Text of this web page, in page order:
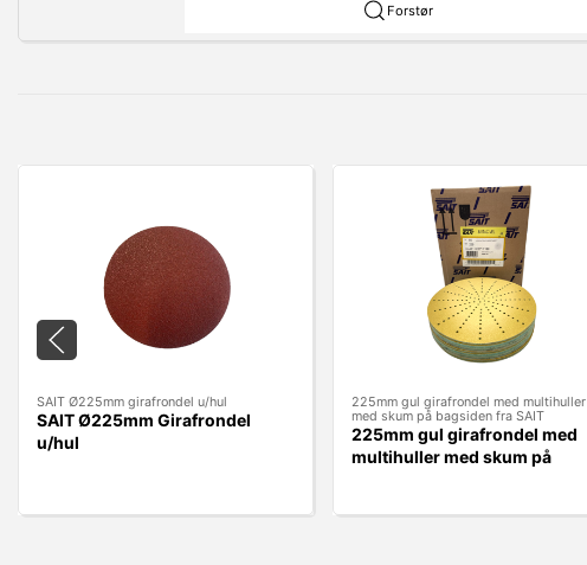
Forstør
SAIT Ø225mm girafrondel u/hul
SAIT Ø225mm Girafrondel
u/hul
225mm gul girafrondel med multihuller
med skum på bagsiden fra SAIT
225mm gul girafrondel med
multihuller med skum på